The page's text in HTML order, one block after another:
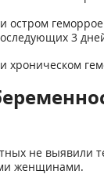
остром
3
хроническом
не выявили
женщинами.